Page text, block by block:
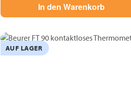
In den Warenkorb
AUF LAGER